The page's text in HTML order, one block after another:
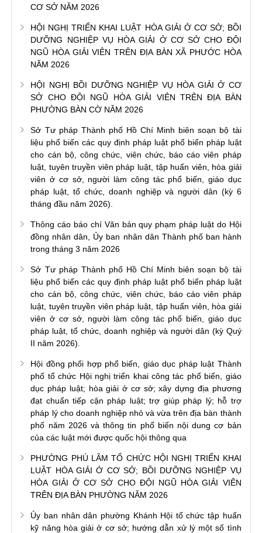
CƠ SỞ NĂM 2026
HỘI NGHỊ TRIỂN KHAI LUẬT HÒA GIẢI Ở CƠ SỞ; BỒI
DƯỠNG NGHIỆP VỤ HÒA GIẢI Ở CƠ SỞ CHO ĐỘI
NGŨ HÒA GIẢI VIÊN TRÊN ĐỊA BÀN XÃ PHƯỚC HÒA
NĂM 2026
HỘI NGHỊ BỒI DƯỠNG NGHIỆP VỤ HÒA GIẢI Ở CƠ
SỞ CHO ĐỘI NGŨ HÒA GIẢI VIÊN TRÊN ĐỊA BÀN
PHƯỜNG BÀN CỜ NĂM 2026
Sở Tư pháp Thành phố Hồ Chí Minh biên soạn bộ tài
liệu phổ biến các quy định pháp luật phổ biến pháp luật
cho cán bộ, công chức, viên chức, báo cáo viên pháp
luật, tuyên truyền viên pháp luật, tập huấn viên, hòa giải
viên ở cơ sở, người làm công tác phổ biến, giáo dục
pháp luật, tổ chức, doanh nghiệp và người dân (kỳ 6
tháng đầu năm 2026).
Thông cáo báo chí Văn bản quy phạm pháp luật do Hội
đồng nhân dân, Ủy ban nhân dân Thành phố ban hành
trong tháng 3 năm 2026
Sở Tư pháp Thành phố Hồ Chí Minh biên soạn bộ tài
liệu phổ biến các quy định pháp luật phổ biến pháp luật
cho cán bộ, công chức, viên chức, báo cáo viên pháp
luật, tuyên truyền viên pháp luật, tập huấn viên, hòa giải
viên ở cơ sở, người làm công tác phổ biến, giáo dục
pháp luật, tổ chức, doanh nghiệp và người dân (kỳ Quý
II năm 2026).
Hội đồng phối hợp phổ biến, giáo dục pháp luật Thành
phố tổ chức Hội nghị triển khai công tác phổ biến, giáo
dục pháp luật; hòa giải ở cơ sở; xây dựng địa phương
đạt chuẩn tiếp cận pháp luật; trợ giúp pháp lý; hỗ trợ
pháp lý cho doanh nghiệp nhỏ và vừa trên địa bàn thành
phố năm 2026 và thông tin phổ biến nội dung cơ bản
của các luật mới được quốc hội thông qua
PHƯỜNG PHÚ LÂM TỔ CHỨC HỘI NGHỊ TRIỂN KHAI
LUẬT HÒA GIẢI Ở CƠ SỞ; BỒI DƯỠNG NGHIỆP VỤ
HÒA GIẢI Ở CƠ SỞ CHO ĐỘI NGŨ HÒA GIẢI VIÊN
TRÊN ĐỊA BÀN PHƯỜNG NĂM 2026
Ủy ban nhân dân phường Khánh Hội tổ chức tập huấn
kỹ năng hòa giải ở cơ sở; hướng dẫn xử lý một số tình